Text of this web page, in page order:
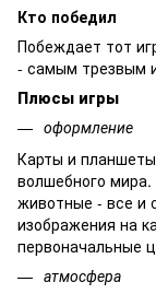
Кто победил
Побеждает тот
- самым трезвым
Плюсы игры
оформление
Карты и
волшебного
животные - все и
изображения на
первоначальные
атмосфера